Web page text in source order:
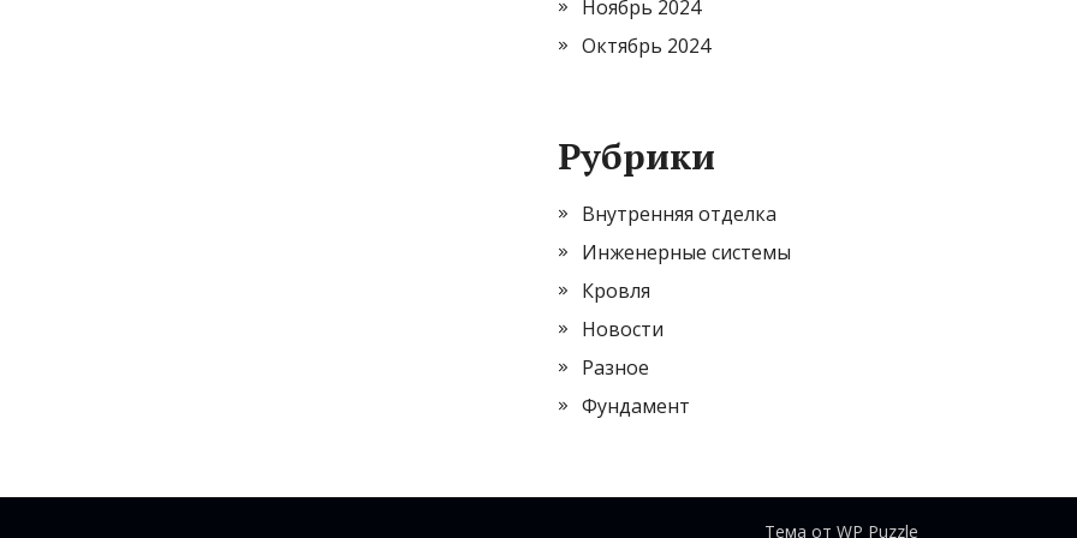
Ноябрь 2024
Октябрь 2024
Рубрики
Внутренняя отделка
Инженерные системы
Кровля
Новости
Разное
Фундамент
Тема от WP Puzzle